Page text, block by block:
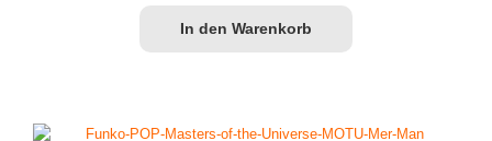
In den Warenkorb